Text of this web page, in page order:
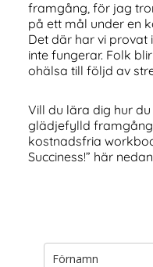
framgång, för jag
på ett mål under en
Det där har vi provat
inte fungerar. Folk
ohälsa till följd av
Vill du lära dig hur
glädjefylld
kostnadsfria
Succiness!” här